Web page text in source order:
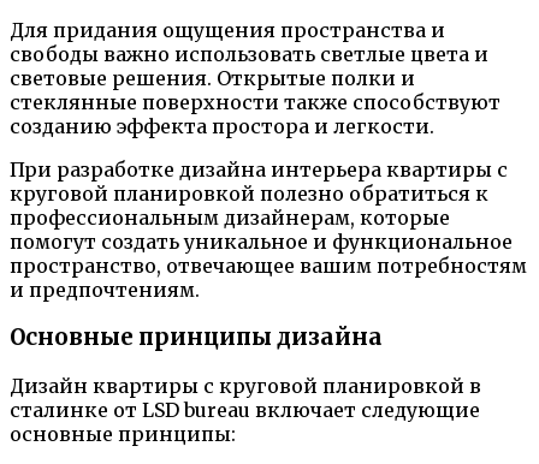
Для придания ощущения пространства и
свободы важно использовать светлые цвета и
световые решения. Открытые полки и
стеклянные поверхности также способствуют
созданию эффекта простора и легкости.
При разработке дизайна интерьера квартиры с
круговой планировкой полезно обратиться к
профессиональным дизайнерам, которые
помогут создать уникальное и функциональное
пространство, отвечающее вашим потребностям
и предпочтениям.
Основные принципы дизайна
Дизайн квартиры с круговой планировкой в
сталинке от LSD bureau включает следующие
основные принципы: